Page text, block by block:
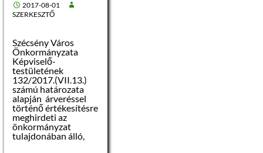
feladatok:
Az önkormányzat
által elnyert
pályázatban a
szociális munka
dokumentumainak,
nyilvántartásainak
kezelése, határidők
nyilvántartása,
kooperációk,
projektegyeztetések
szervezése,
2017-08-01
SZERKESZTŐ
Szécsény Város
Önkormányzata
Képviselő-
testületének
132/2017.(VII.13.)
számú határozata
alapján árveréssel
történő értékesítésre
meghirdeti az
önkormányzat
tulajdonában álló,